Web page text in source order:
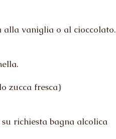
alla vaniglia o al cioccolato.
zucca fresca)
richiesta bagna alcolica